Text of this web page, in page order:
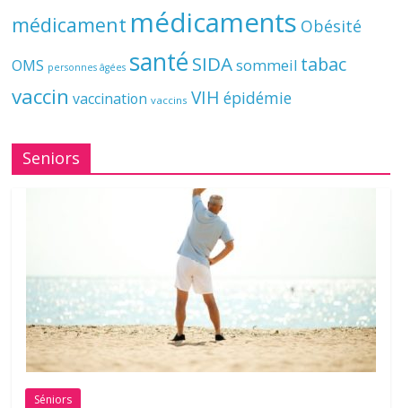
médicament médicaments Obésité
OMS personnes âgées santé SIDAsommeil tabac
vaccin vaccination vaccins VIH épidémie
Seniors
Séniors